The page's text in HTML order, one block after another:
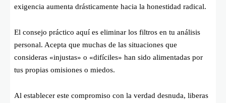
exigencia aumenta drásticamente hacia la honestidad radical.
El consejo práctico aquí es eliminar los filtros en tu análisis
personal. Acepta que muchas de las situaciones que
consideras «injustas» o «difíciles» han sido alimentadas por
tus propias omisiones o miedos.
Al establecer este compromiso con la verdad desnuda, liberas